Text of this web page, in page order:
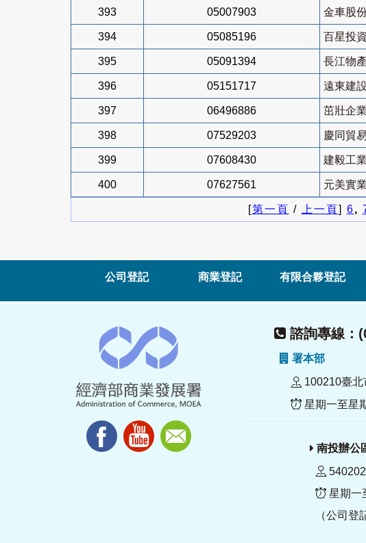
393 05007903 金車股
394 05085196 百星投
395 05091394 長江物
396 05151717 遠東建
397 06496886 茁壯企
398 07529203 慶同貿
399 07608430 建毅工
400 07627561 元美實
[第一頁 / 上一頁] 6,
公司登記 商業登記 有限合夥登記
諮詢專線：
署本部
100210臺
星期一至星
南投辦公
星期一
（公司登